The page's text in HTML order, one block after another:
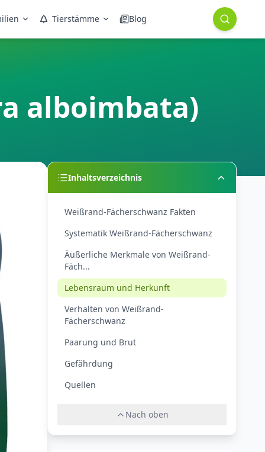
Tierstämme Blog
alboimbata)
Inhaltsverzeichnis
Weißrand-Fächerschwanz Fakten
Systematik Weißrand-Fächerschwanz
Äußerliche Merkmale von Weißrand-
Fäch...
Lebensraum und Herkunft
Verhalten von Weißrand-
Fächerschwanz
Paarung und Brut
Gefährdung
Quellen
Nach oben